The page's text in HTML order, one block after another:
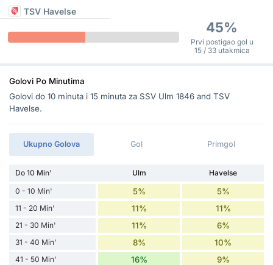
TSV Havelse
45%
Prvi postigao gol u
15 / 33 utakmica
Golovi Po Minutima
Golovi do 10 minuta i 15 minuta za SSV Ulm 1846 and TSV
Havelse.
Ukupno Golova Gol Primgol
Do 10 Min' Ulm
Havelse
0 - 10 Min'
5% 5%
11 - 20 Min' 11% 11%
21 - 30 Min' 11% 6%
31 - 40 Min' 8% 10%
41 - 50 Min' 16% 9%